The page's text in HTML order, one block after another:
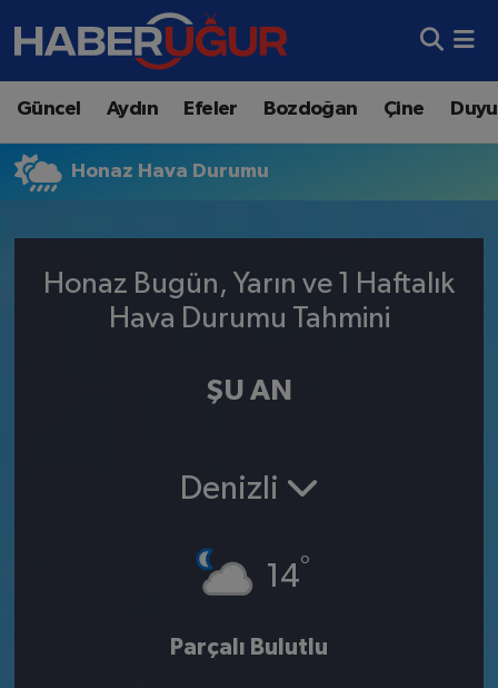
Güncel Aydın Efeler Bozdoğan Çine
Honaz Hava Durumu
Honaz Bugün, Yarın ve 1 Haftalık
Hava Durumu Tahmini
ŞU AN
Denizli
14°
Parçalı Bulutlu
Aydın Nöbetçi Eczaneler
Aydın Hava Durumu
Süper Lig Puan Durumu ve Fikstür